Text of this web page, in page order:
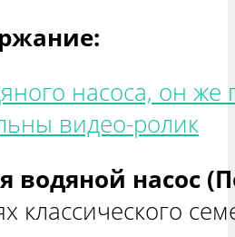
насоса, он же
видео-ролик
водяной насос
классического